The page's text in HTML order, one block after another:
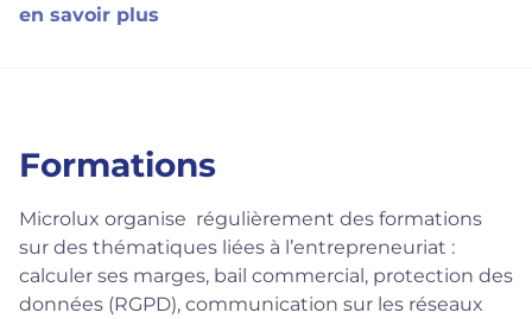
en savoir plus
Formations
Microlux organise régulièrement des formations
sur des thématiques liées à l’entrepreneuriat :
calculer ses marges, bail commercial, protection des
données (RGPD), communication sur les réseaux